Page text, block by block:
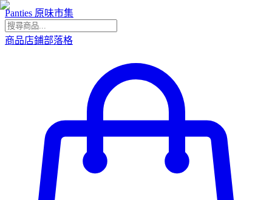
Panties 原味市集
商品店鋪部落格